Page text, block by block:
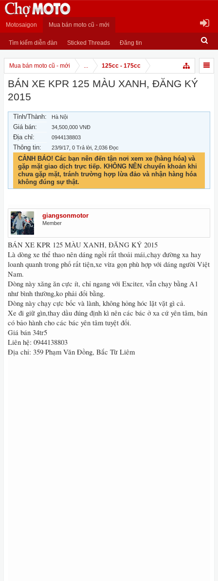
Motosaigon Mua bán moto cũ - mới
Tìm kiếm diễn đàn Sticked Threads Đăng tin
Mua bán moto cũ - mới ... 125cc - 175cc
BÁN XE KPR 125 MÀU XANH, ĐĂNG KÝ
2015
Tỉnh/Thành: Hà Nội
Giá bán: 34,500,000 VNĐ
Địa chỉ: 0944138803
Thông tin: 23/9/17 , 0 Trả lời, 2,036 Đọc
CẢNH BÁO! Các bạn nên đến tận nơi xem xe (hàng hóa) và
gặp mặt giao dịch trực tiếp. KHÔNG NÊN chuyển khoản khi
chưa gặp mặt, tránh trường hợp lừa đảo và nhận hàng hóa
không đúng sự thật.
giangsonmotor
Member
BÁN XE KPR 125 MÀU XANH, ĐĂNG KÝ 2015
Là dòng xe thể thao nên dáng ngồi rất thoải mái,chạy đường xa hay
loanh quanh trong phố rất tiện,xe vừa gọn phù hợp với dáng người Việt
Nam.
Dòng này xăng ăn cực ít, chỉ ngang với Exciter, vẫn chạy bằng A1
như bình thường,ko phải đổi bằng.
Dòng này chạy cực bốc và lành, không hỏng hóc lặt vặt gì cả.
Xe đi giữ gìn,thay dầu đúng định kì nên các bác ở xa cứ yên tâm, bán
có bảo hành cho các bác yên tâm tuyệt đối.
Giá bán 34tr5
Liên hệ: 0944138803
Địa chỉ: 359 Phạm Văn Đồng, Bắc Từ Liêm